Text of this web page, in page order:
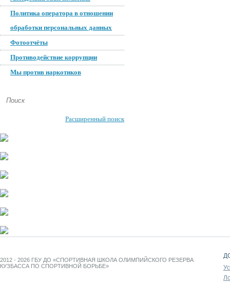
Политика оператора в отношении
обработки персональных данных
Фотоотчёты
Противодействие коррупции
Мы против наркотиков
Расширенный поиск
2012 - 2026 ГБУ ДО «СПОРТИВНАЯ ШКОЛА ОЛИМПИЙСКОГО РЕЗЕРВА
КУЗБАССА ПО СПОРТИВНОЙ БОРЬБЕ»